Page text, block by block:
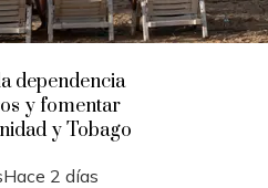
dependencia
y fomentar
y Tobago
Hace 2 días